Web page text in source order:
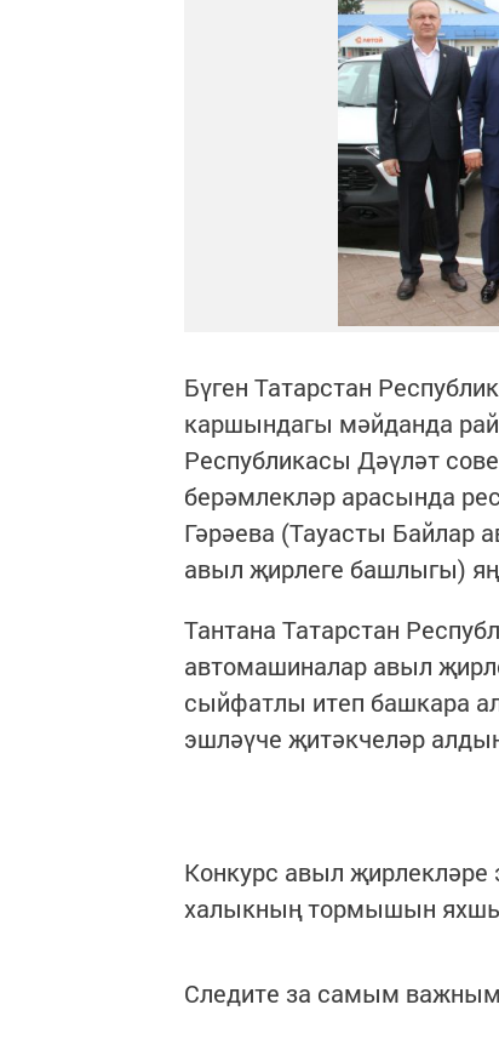
Бүген Татарстан
каршындагы мәйданда
Республикасы Дәүләт
берәмлекләр арасында
Гәрәева (Тауасты
авыл җирлеге башлыгы)
Тантана Татарстан
автомашиналар авыл
сыйфатлы итеп башкара
эшләүче җитәкчеләр
Конкурс авыл җирлекләре
халыкның тормышын
Следите за самым